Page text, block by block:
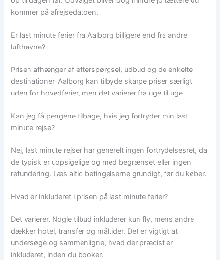
kommer på afrejsedatoen.
Er last minute ferier fra Aalborg billigere end fra andre
lufthavne?
Prisen afhænger af efterspørgsel, udbud og de enkelte
destinationer. Aalborg kan tilbyde skarpe priser særligt
uden for hovedferier, men det varierer fra uge til uge.
Kan jeg få pengene tilbage, hvis jeg fortryder min last
minute rejse?
Nej, last minute rejser har generelt ingen fortrydelsesret, da
de typisk er uopsigelige og med begrænset eller ingen
refundering. Læs altid betingelserne grundigt, før du køber.
Hvad er inkluderet i prisen på last minute ferier?
Det varierer. Nogle tilbud inkluderer kun fly, mens andre
dækker hotel, transfer og måltider. Det er vigtigt at
undersøge og sammenligne, hvad der præcist er
inkluderet, inden du booker.